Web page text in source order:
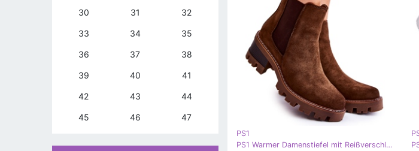
PS1
PS1 Warmer Damenstiefel mit Reißverschluss in braunem Lenaris khaki
30 31 32
33 34 35
36 37 38
39 40 41
42 43 44
45 46 47